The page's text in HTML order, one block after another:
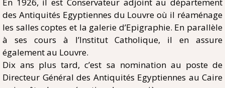
des Antiquités Egyptiennes du Louvre où il réaménage
les salles coptes et la galerie d’Epigraphie. En parallèle
à ses cours à l’Institut Catholique, il en assure
également au Louvre.
Dix ans plus tard, c’est sa nomination au poste de
Directeur Général des Antiquités Egyptiennes au Caire